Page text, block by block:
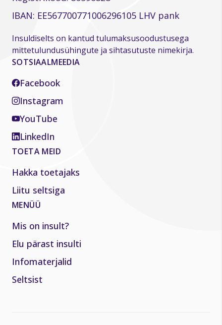
IBAN: EE567700771006296105 LHV pank
Insuldiselts on kantud tulumaksusoodustusega
mittetulundusühingute ja sihtasutuste nimekirja.
SOTSIAALMEEDIA
Facebook
Instagram
YouTube
LinkedIn
TOETA MEID
Hakka toetajaks
Liitu seltsiga
MENÜÜ
Mis on insult?
Elu pärast insulti
Infomaterjalid
Seltsist